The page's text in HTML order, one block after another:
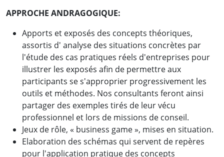
APPROCHE ANDRAGOGIQUE:
Apports et exposés des concepts théoriques,
assortis d' analyse des situations concrètes par
l'étude des cas pratiques réels d'entreprises pour
illustrer les exposés afin de permettre aux
participants se s'approprier progressivement les
outils et méthodes. Nos consultants feront ainsi
partager des exemples tirés de leur vécu
professionnel et lors de missions de conseil.
Jeux de rôle, « business game », mises en situation.
Elaboration des schémas qui servent de repères
pour l'application pratique des concepts